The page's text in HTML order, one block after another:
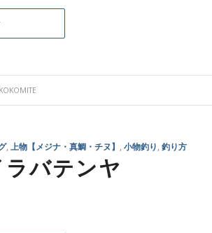
KOKOMITE
, 上物【メジナ・真鯛・チヌ】 小物釣り 釣り方
バテンヤ